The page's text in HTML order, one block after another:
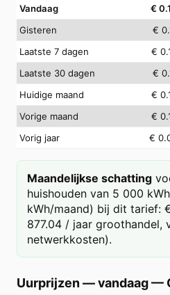
Vandaag €
Gisteren
€
Laatste 7 dagen
€
Laatste 30 dagen
€
Huidige maand
€
Vorige maand
€
Vorig jaar
€
Maandelijkse schatting
huishouden van 5 000
kWh/maand) bij dit tarief:
877.04 / jaar groothandel,
netwerkkosten).
Uurprijzen — vandaag—